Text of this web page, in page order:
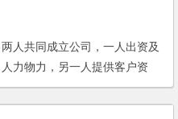
两人共同成立公司，一人出资及
人力物力，另一人提供客户资
源，分红如何分配？